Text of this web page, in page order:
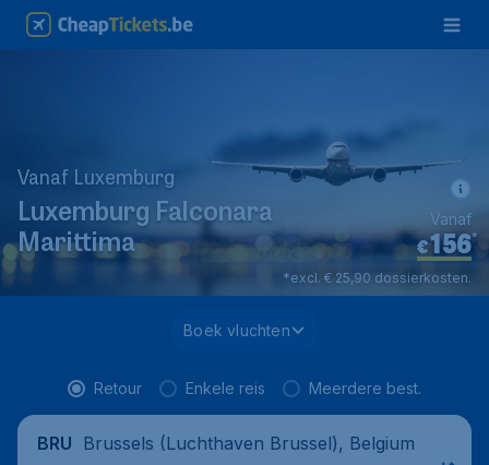
Vanaf Luxemburg
Luxemburg Falconara
Marittima
€156*
Vanaf
*excl. € 25,90 dossierkosten.
Boek vluchten
Retour Enkele reis Meerdere best.
BRU Brussels (Luchthaven Brussel), Belgium